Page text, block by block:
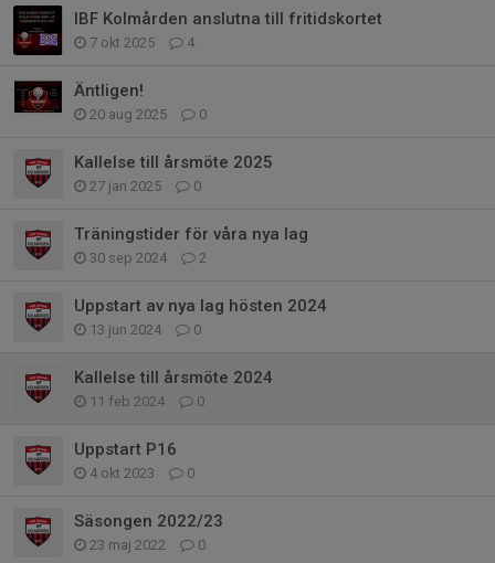
IBF Kolmården anslutna till fritidskortet
7 okt 2025 4
Äntligen!
20 aug 2025 0
Kallelse till årsmöte 2025
27 jan 2025 0
Träningstider för våra nya lag
30 sep 2024 2
Uppstart av nya lag hösten 2024
13 jun 2024 0
Kallelse till årsmöte 2024
11 feb 2024 0
Uppstart P16
4 okt 2023 0
Säsongen 2022/23
23 maj 2022 0